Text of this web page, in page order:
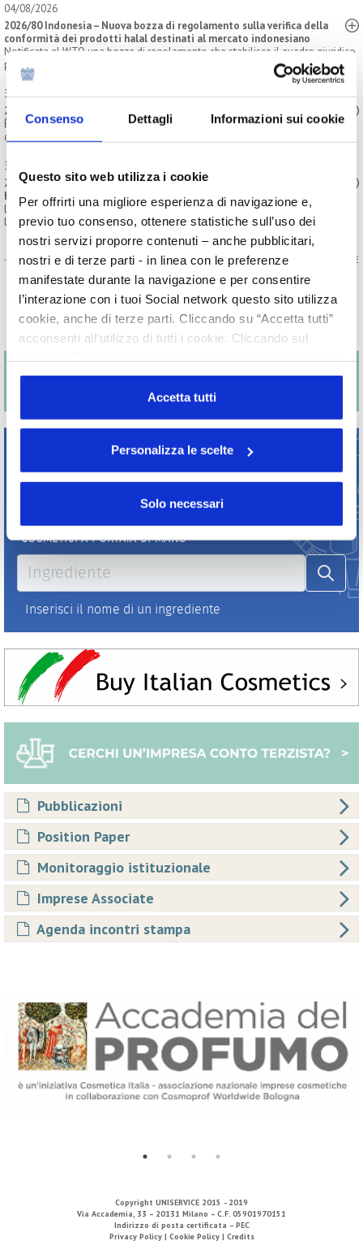
Consenso Dettagli Informazioni sui cookie
Questo sito web utilizza i cookie
Per offrirti una migliore esperienza di navigazione e,
previo tuo consenso, ottenere statistiche sull’uso dei
nostri servizi proporre contenuti – anche pubblicitari,
nostri e di terze parti - in linea con le preferenze
manifestate durante la navigazione e per consentire
l’interazione con i tuoi Social network questo sito utilizza
cookie, anche di terze parti. Cliccando su “Accetta tutti”
acconsenti all’utilizzo di tutti i cookie. Cliccando sul
o profilazione viene utilizzato. Cliccando su
“Personalizza le scelte” è possibile esprimere la propria
volontà in relazione a ciascuna categoria di cookie del
Accetta tutti
Personalizza le scelte
Solo necessari
04/08/2026
2026/80 Indonesia – Nuova bozza di regolamento sulla verifica della
conformità dei prodotti halal destinati al mercato indonesiano
Notificata al WTO una bozza di regolamento che stabilisce il quadro giuridico
per la verifica della conformità dei prodotti ...
31/07/2026
2026/79 Aggiornamenti normativi internazionali: Ucraina
È stata pubblicata sul sito del Ministero ucraino la nuova Resolution, con la
quale il termine ultimo è stato prorogato al 31 ...
31/07/2026
2026/78 La disciplina dei prodotti contenenti alluminio: linea guida in
bozza di Cosmetics Europe
La line guida rappresenta un primo documento di orientamento per
l'interpretazione della nuova disciplina degli “ingredienti ...
ENTRA NELLA SEZIONE
Appuntamenti
Formazione
Novità
Pubblicazioni
Position Paper
Monitoraggio istituzionale
Imprese Associate
Agenda incontri stampa
Copyright UNISERVICE 2015 - 2019
Via Accademia, 33 – 20131 Milano – C.F. 05901970151
Indirizzo di posta certificata – PEC
Privacy Policy | Cookie Policy | Credits